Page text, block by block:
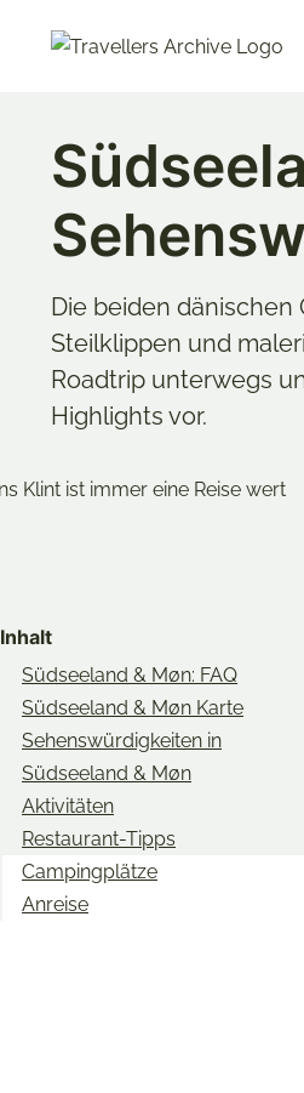
Die beiden
Steilklippen und
Roadtrip unterwegs
Highlights vor.
Twitter
Inhalt
Südseeland & Møn: FAQ
Südseeland & Møn Karte
Sehenswürdigkeiten in
Südseeland & Møn
Aktivitäten
Restaurant-Tipps
Campingplätze
Anreise